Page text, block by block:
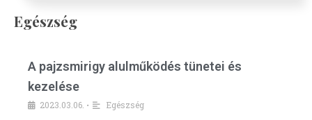
Egészség
A pajzsmirigy alulműködés tünetei és
kezelése
2023.03.06. •
Egészség